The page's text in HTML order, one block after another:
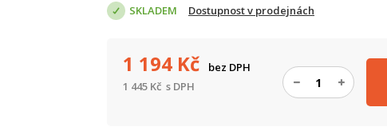
SKLADEM Dostupnost v prodejnách
1 194 Kč
bez DPH
1 445 Kč s DPH